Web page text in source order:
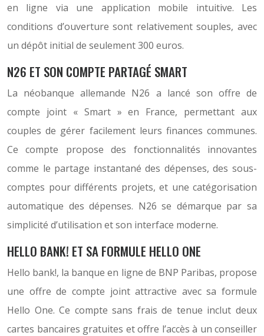
en ligne via une application mobile intuitive. Les
conditions d’ouverture sont relativement souples, avec
un dépôt initial de seulement 300 euros.
N26 ET SON COMPTE PARTAGÉ SMART
La néobanque allemande N26 a lancé son offre de
compte joint « Smart » en France, permettant aux
couples de gérer facilement leurs finances communes.
Ce compte propose des fonctionnalités innovantes
comme le partage instantané des dépenses, des sous-
comptes pour différents projets, et une catégorisation
automatique des dépenses. N26 se démarque par sa
simplicité d’utilisation et son interface moderne.
HELLO BANK! ET SA FORMULE HELLO ONE
Hello bank!, la banque en ligne de BNP Paribas, propose
une offre de compte joint attractive avec sa formule
Hello One. Ce compte sans frais de tenue inclut deux
cartes bancaires gratuites et offre l’accès à un conseiller